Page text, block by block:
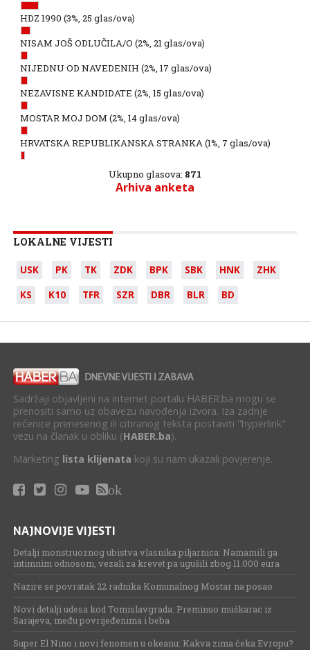
HDZ 1990 (3%, 25 glas/ova)
NISAM JOŠ ODLUČILA/O (2%, 21 glas/ova)
NIJEDNU OD NAVEDENIH (2%, 17 glas/ova)
NEZAVISNE KANDIDATE (2%, 15 glas/ova)
MOSTAR MOJ DOM (2%, 14 glas/ova)
HRVATSKA REPUBLIKANSKA STRANKA(1%, 7 glas/ova)
Ukupno glasova: 871
Arhiva anketa
LOKALNE VIJESTI
USK PK TK ZDK BPK SBK HNK
ZHK
KS
K10 TFR SZR DBR BLR BD
Sadržaji objavljeni na internet portalu HABER.ba mogu se
prenositi samo uz obavezu navođenja izvora. Iza zadnje
rečenice prenesenog ili citiranog teksta postaviti "hyperlink"
vezu na članak u obliku (HABER.ba).
Marketing lista klijenata koji su nam ukazali povjerenje.
ok
NAJNOVIJE VIJESTI
Detalji monstruoznog ubistva vlasnika piljarnica: Namamili ga
intimnim odnosom, vezali za krevet pa ugušili zbog 11.000 eura
Nazire se povratak 22 radnika Komunalnog Mostar na posao
Novi detalji udesa kod Tomislavgrada: Preminuo muškarac iz
Sarajeva, među povrijeđenima i beba
Super El Nino i novi fenomen u okeanu: Kakva zima čeka Evropu?